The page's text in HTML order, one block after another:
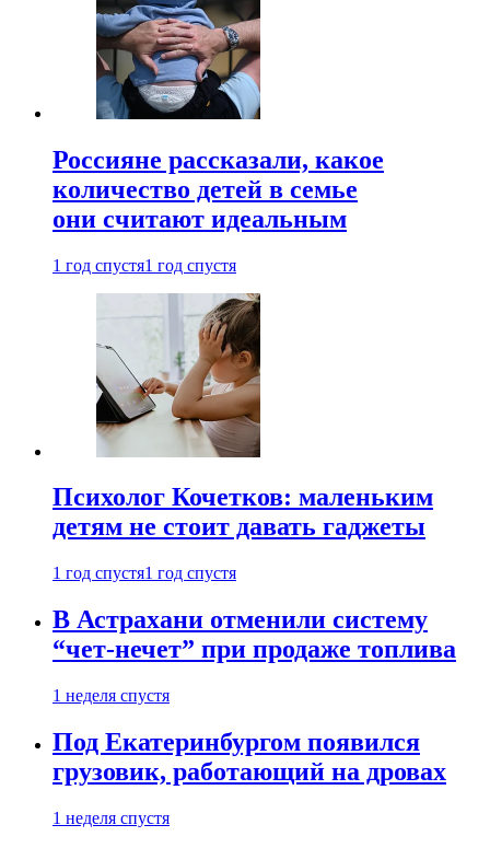
Россияне рассказали, какое
количество детей в семье
они считают идеальным
1 год спустя1 год спустя
Психолог Кочетков: маленьким
детям не стоит давать гаджеты
1 год спустя1 год спустя
В Астрахани отменили систему
“чет-нечет” при продаже топлива
1 неделя спустя
Под Екатеринбургом появился
грузовик, работающий на дровах
1 неделя спустя